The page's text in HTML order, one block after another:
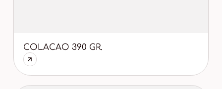
COLACAO 390 GR.